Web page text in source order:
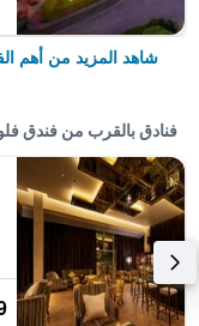
شاهد المزيد من أهم
فنادق بالقرب من فندق